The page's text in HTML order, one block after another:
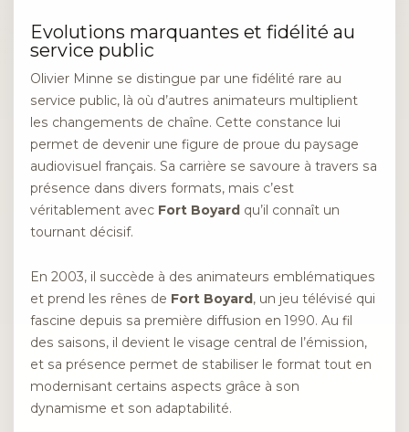
Evolutions marquantes et fidélité au
service public
Olivier Minne se distingue par une fidélité rare au
service public, là où d’autres animateurs multiplient
les changements de chaîne. Cette constance lui
permet de devenir une figure de proue du paysage
audiovisuel français. Sa carrière se savoure à travers sa
présence dans divers formats, mais c’est
véritablement avec Fort Boyard qu’il connaît un
tournant décisif.
En 2003, il succède à des animateurs emblématiques
et prend les rênes de Fort Boyard, un jeu télévisé qui
fascine depuis sa première diffusion en 1990. Au fil
des saisons, il devient le visage central de l’émission,
et sa présence permet de stabiliser le format tout en
modernisant certains aspects grâce à son
dynamisme et son adaptabilité.